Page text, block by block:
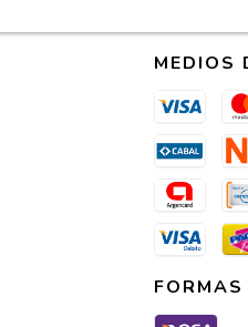
MEDIOS